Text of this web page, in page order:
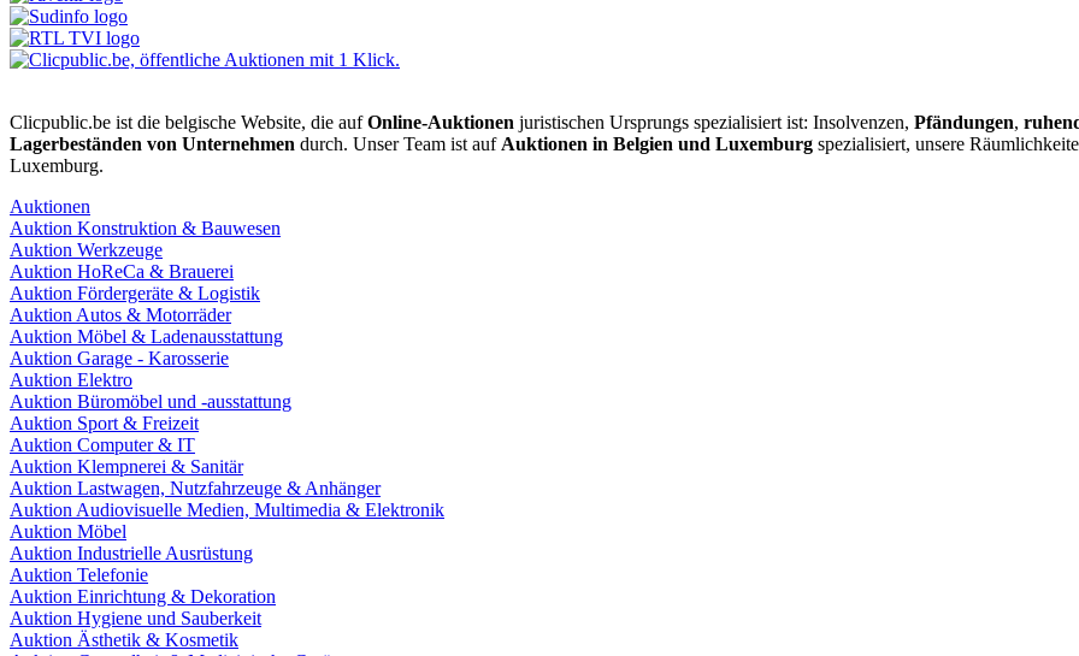
Clicpublic.be ist die belgische Website, die aufOnline-Auktionen juristischen Ursprungs spezialisiert ist: Insolvenzen, Pfändungen,
Lagerbeständen von Unternehmen durch. Unser Team ist auf Auktionen in Belgien und Luxemburg spezialisiert, unsere
Luxemburg.
Auktionen
Auktion Konstruktion & Bauwesen
Auktion Werkzeuge
Auktion HoReCa & Brauerei
Auktion Fördergeräte & Logistik
Auktion Autos & Motorräder
Auktion Möbel & Ladenausstattung
Auktion Garage - Karosserie
Auktion Elektro
Auktion Büromöbel und -ausstattung
Auktion Sport & Freizeit
Auktion Computer & IT
Auktion Klempnerei & Sanitär
Auktion Lastwagen, Nutzfahrzeuge & Anhänger
Auktion Audiovisuelle Medien, Multimedia & Elektronik
Auktion Möbel
Auktion Industrielle Ausrüstung
Auktion Telefonie
Auktion Einrichtung & Dekoration
Auktion Hygiene und Sauberkeit
Auktion Ästhetik & Kosmetik